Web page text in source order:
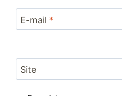
E-mail *
Site